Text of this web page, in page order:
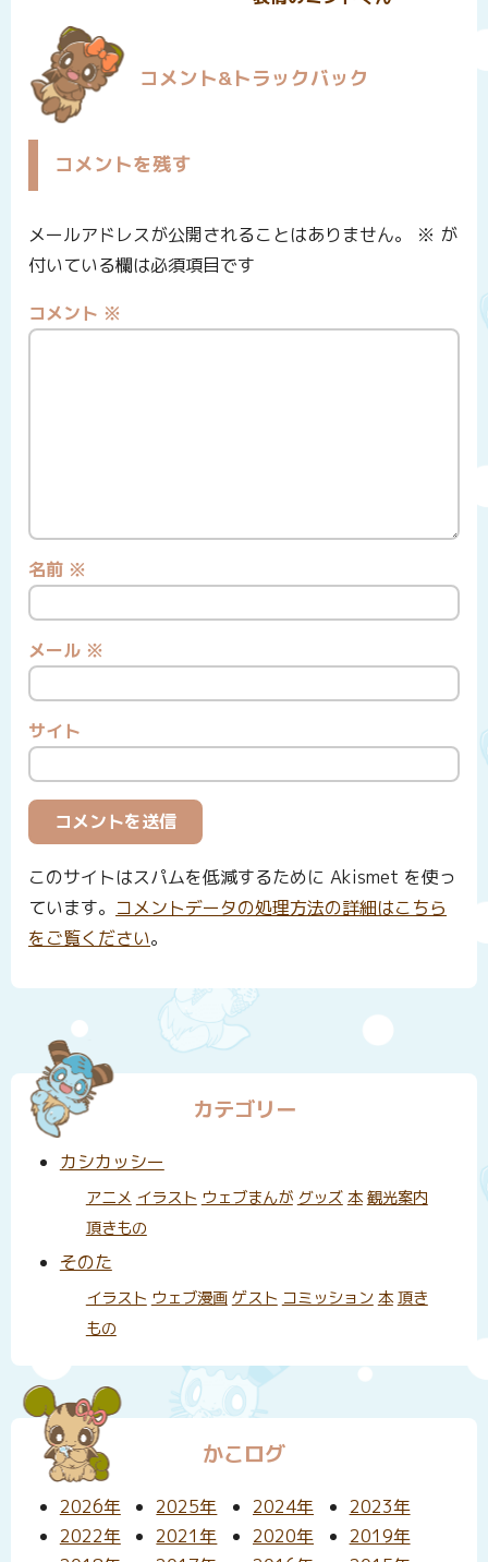
コメント&トラックバック
コメントを残す
メールアドレスが公開されることはありません。 ※ が
付いている欄は必須項目です
コメント ※
名前 ※
メール ※
サイト
このサイトはスパムを低減するために Akismet を使っ
ています。 コメントデータの処理方法の詳細はこちら
をご覧ください。
カテゴリー
カシカッシー
アニメ イラスト ウェブまんが グッズ 本 観光案内
頂きもの
そのた
イラスト ウェブ漫画 ゲスト コミッション 本 頂き
もの
かこログ
2026年 2025年 2024年
2023年
2022年
2021年 2020年
2019年